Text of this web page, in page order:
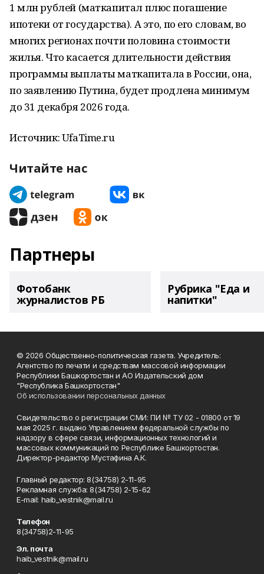
1 млн рублей (маткапитал плюс погашение
ипотеки от государства). А это, по его словам, во
многих регионах почти половина стоимости
жилья. Что касается длительности действия
программы выплаты маткапитала в России, она,
по заявлению Путина, будет продлена минимум
до 31 декабря 2026 года.
Источник: UfaTime.ru
Читайте нас
Партнеры
Фотобанк
журналистов РБ
Рубрика "Еда и
напитки"
© 2026 Общественно-политическая газета. Учредитель:
Агентство по печати и средствам массовой информации
Республики Башкортостан и АО Издательский дом
"Республика Башкортостан"
Об использовании персональных данных
Свидетельство о регистрации СМИ: ПИ № ТУ 02 - 01800 от 19
мая 2025 г. выдано Управлением федеральной службы по
надзору в сфере связи, информационных технологий и
массовых коммуникаций по Республике Башкортостан.
Директор-редактор Мустафина А.К.
Главный редактор: 8(34758) 2-11-95
Рекламная служба: 8(34758) 2-15-62
Е-mаil: haib_vestnik@mail.ru
Телефон
8(34758)2-11-95
Эл. почта
haib_vestnik@mail.ru